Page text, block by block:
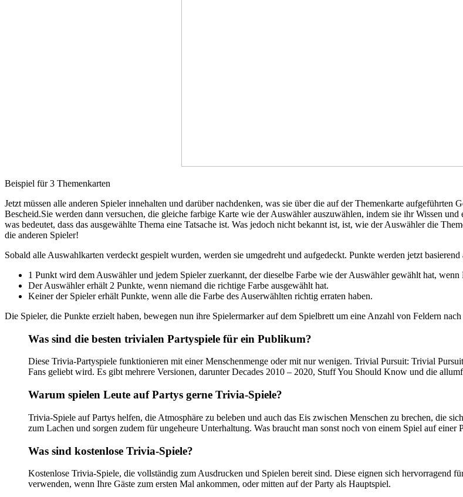
Beispiel für 3 Themenkarten
Jetzt müssen alle anderen Spieler innehalten und darüber nachdenken, was sie über die auf der Themenkarte aufgeführten
Bescheid.Sie werden dann versuchen, die gleiche farbige Karte wie der Auswähler auszuwählen, indem sie ihr Wissen
was bedeutet, dass das ausgewählte Thema eine Tatsache ist. Was jedoch nicht bekannt ist, ist, wie der Auswähler die
die anderen Spieler!
Sobald alle Auswahlkarten verdeckt gespielt wurden, werden sie umgedreht und aufgedeckt. Punkte werden jetzt
1 Punkt wird dem Auswähler und jedem Spieler zuerkannt, der dieselbe Farbe wie der Auswähler gewählt hat,
Der Auswähler erhält 2 Punkte, wenn niemand die richtige Farbe ausgewählt hat.
Keiner der Spieler erhält Punkte, wenn alle die Farbe des Auserwählten richtig erraten haben.
Die Spieler, die Punkte erzielt haben, bewegen nun ihre Spielermarker auf dem Spielbrett um eine Anzahl von Feldern
Was sind die besten trivialen Partyspiele für ein Publikum?
Diese Trivia-Partyspiele funktionieren mit einer Menschenmenge oder mit nur wenigen. Trivial Pursuit: Trivial
Fans geliebt wird. Es gibt mehrere Versionen, darunter Decades 2010 – 2020, Stuff You Should Know und die
Warum spielen Leute auf Partys gerne Trivia-Spiele?
Trivia-Spiele auf Partys helfen, die Atmosphäre zu beleben und auch das Eis zwischen Menschen zu brechen, die
zum Lachen und sorgen zudem für ungeheure Unterhaltung. Was braucht man sonst noch von einem Spiel auf einer
Was sind kostenlose Trivia-Spiele?
Kostenlose Trivia-Spiele, die vollständig zum Ausdrucken und Spielen bereit sind. Diese eignen sich hervorragend
verwenden, wenn Ihre Gäste zum ersten Mal ankommen, oder mitten auf der Party als Hauptspiel.